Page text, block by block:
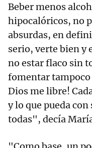
Beber menos
hipocalóricos, no
absurdas, en
serio, verte bien y
no estar flaco sin
fomentar tampoco
Dios me libre!
y lo que pueda con
todas", decía